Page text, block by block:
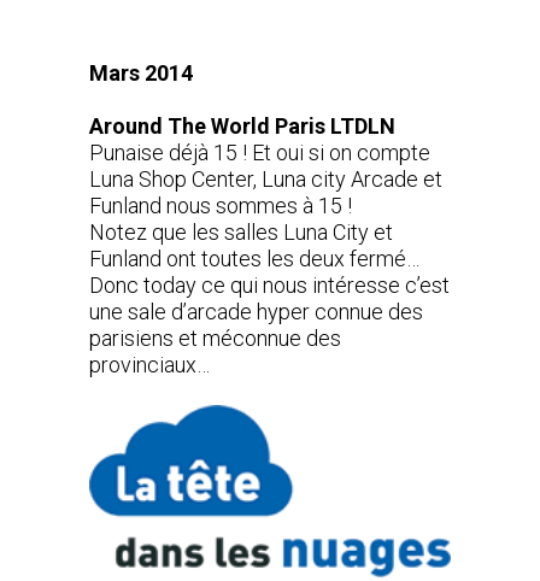
Mars 2014
Around The World Paris LTDLN
Punaise déjà 15 ! Et oui si on compte
Luna Shop Center, Luna city Arcade et
Funland nous sommes à 15 !
Notez que les salles Luna City et
Funland ont toutes les deux fermé…
Donc today ce qui nous intéresse c’est
une sale d’arcade hyper connue des
parisiens et méconnue des
provinciaux…